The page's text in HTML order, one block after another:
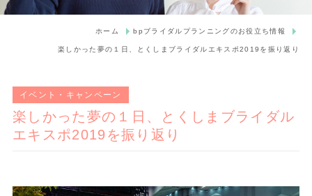
ホーム bpブライダルプランニングのお役立ち情報
楽しかった夢の１日、とくしまブライダルエキスポ2019を振り返り
イベント・キャンペーン
楽しかった夢の１日、とくしまブライダル
エキスポ2019を振り返り